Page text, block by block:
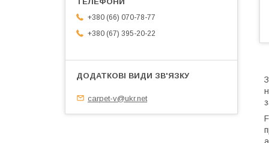
+380 (66) 070-78-77
+380 (67) 395-20-22
carpet-v@ukr.net